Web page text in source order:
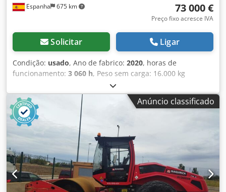
Espanha 675 km 73 000 €
Preço fixo acresce IVA
Solicitar Ligar
Condição: usado, Ano de fabrico: 2020, horas de
funcionamento: 3 060 h, Peso sem carga: 16.000 kg
Dimensões (C x L x A): 622 x 230 x 299 cm Tipo de motor:
Deutz DEUTZ TCD4.1 L-4 = Outras opções e acessórios =
Csdpjygu Rvefx Anqeha - Aquecimento do assento
Anúncio classificado